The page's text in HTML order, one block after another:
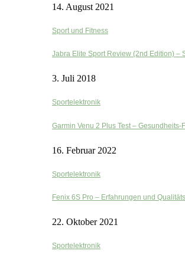
14. August 2021
Sport und Fitness
Jabra Elite Sport Review (2nd Edition) –
3. Juli 2018
Sportelektronik
Garmin Venu 2 Plus Test – Gesundheits-
16. Februar 2022
Sportelektronik
Fenix 6S Pro – Erfahrungen und
22. Oktober 2021
Sportelektronik